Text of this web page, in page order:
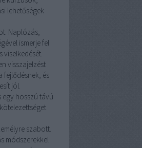
lehetőségek
Naplózás,
ismerje fel
viselkedését.
visszajelzést
fejlődésnek, és
jól.
egy hosszú távú
szabott.
módszerekkel